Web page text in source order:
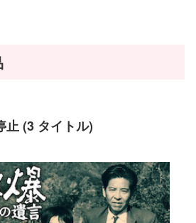
止 (3 タイトル)